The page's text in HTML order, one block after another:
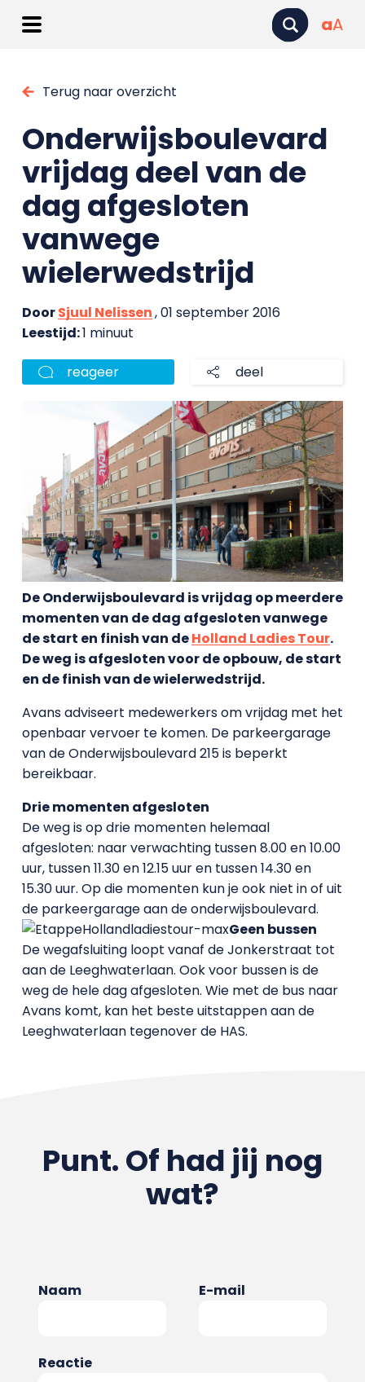
aA
Terug naar overzicht
Onderwijsboulevard
vrijdag deel van de
dag afgesloten
vanwege
wielerwedstrijd
DoorSjuul Nelissen, 01 september 2016
Leestijd:1 minuut
reageer deel
De Onderwijsboulevard is vrijdag op meerdere
momenten van de dag afgesloten vanwege
de start en finish van deHolland Ladies Tour.
De weg is afgesloten voor de opbouw, de start
en de finish van de wielerwedstrijd.
Avans adviseert medewerkers om vrijdag met het
openbaar vervoer te komen. De parkeergarage
van de Onderwijsboulevard 215 is beperkt
bereikbaar.
Drie momenten afgesloten
De weg is op drie momenten helemaal
afgesloten: naar verwachting tussen 8.00 en 10.00
uur, tussen 11.30 en 12.15 uur en tussen 14.30 en
15.30 uur. Op die momenten kun je ook niet in of uit
de parkeergarage aan de onderwijsboulevard.
Geen bussen
De wegafsluiting loopt vanaf de Jonkerstraat tot
aan de Leeghwaterlaan. Ook voor bussen is de
weg de hele dag afgesloten. Wie met de bus naar
Avans komt, kan het beste uitstappen aan de
Leeghwaterlaan tegenover de HAS.
Punt. Of had jij nog
wat?
Naam E-mail
Reactie